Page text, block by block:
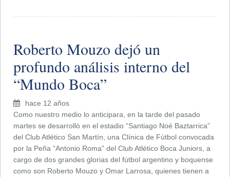
Roberto Mouzo dejó un
profundo análisis interno del
“Mundo Boca”
hace 12 años
Como nuestro medio lo anticipara, en la tarde del pasado
martes se desarrolló en el estadio “Santiago Noé Baztarrica”
del Club Atlético San Martín, una Clínica de Fútbol convocada
por la Peña “Antonio Roma” del Club Atlético Boca Juniors, a
cargo de dos grandes glorias del fútbol argentino y boquense
como son Roberto Mouzo y Omar Larrosa, quienes tienen a